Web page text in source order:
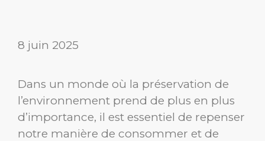
8 juin 2025
Dans un monde où la préservation de
l’environnement prend de plus en plus
d’importance, il est essentiel de repenser
notre manière de consommer et de